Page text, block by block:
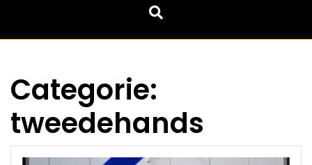
Categorie:
tweedehands